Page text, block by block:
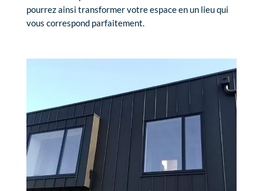
pourrez ainsi transformer votre espace en un lieu qui
vous correspond parfaitement.